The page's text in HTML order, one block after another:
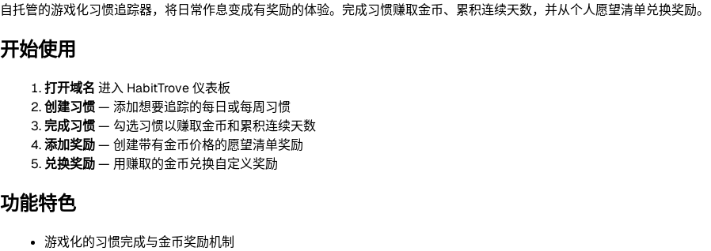
自托管的游戏化习惯追踪器，将日常作息变成有奖励的体验。完成习惯赚取金币、累积连续天数，并从个人愿望清单兑换奖励。
开始使用
打开域名 进入 HabitTrove 仪表板
创建习惯— 添加想要追踪的每日或每周习惯
完成习惯— 勾选习惯以赚取金币和累积连续天数
添加奖励— 创建带有金币价格的愿望清单奖励
兑换奖励— 用赚取的金币兑换自定义奖励
功能特色
游戏化的习惯完成与金币奖励机制